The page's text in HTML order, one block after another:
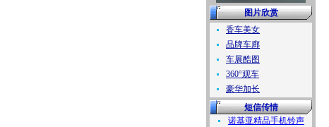
图片欣赏
香车美女
品牌车廊
车展酷图
360°观车
豪华加长
短信传情
诺基亚精品手机铃声